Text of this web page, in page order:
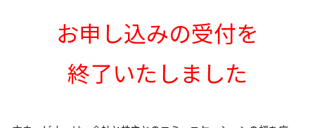
お申し込みの受付を
終了いたしました